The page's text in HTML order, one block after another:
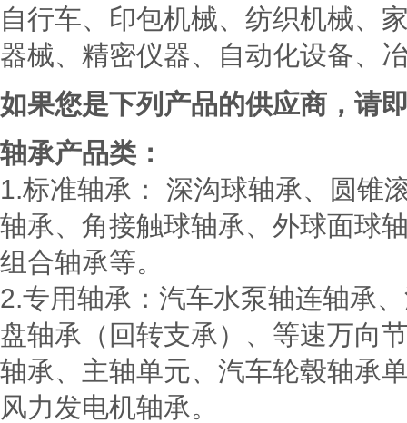
自行车、印包机械、纺织机械、
器械、精密仪器、自动化设备、
如果您是下列产品的供应商，请
轴承产品类：
1.标准轴承：
深沟球轴承、圆锥
轴承、角接触球轴承、外球面球
组合轴承等。
2.专用轴承：汽车水泵轴连轴承
盘轴承（回转支承）、等速万向
轴承、主轴单元、汽车轮毂轴承
风力发电机轴承。